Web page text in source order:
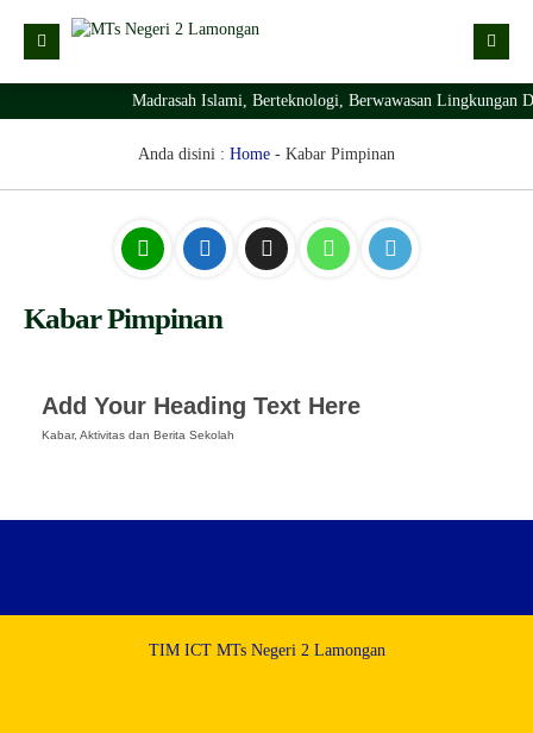
Kabar Madrasah
Kabar Pimpinan
Profil Madrasah
Visi Misi
Sejarah Berdirinya Madrasah
Prestasi Madrasah
PTSP
Layanan Digital
RDM
Madrasah Islami, Berteknologi, Berwawasan
Anda disini : Home - Kabar Pimpinan
Kabar Pimpinan
Add Your Heading Text Here
Kabar, Aktivitas dan Berita Sekolah
TIM ICT MTs Negeri 2 Lamongan